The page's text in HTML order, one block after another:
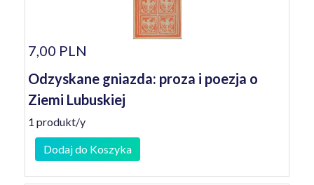
7,00 PLN
Odzyskane gniazda: proza i poezja o
Ziemi Lubuskiej
1 produkt/y
Dodaj do Koszyka